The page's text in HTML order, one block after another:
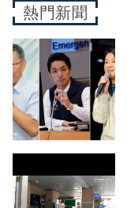
熱門新聞